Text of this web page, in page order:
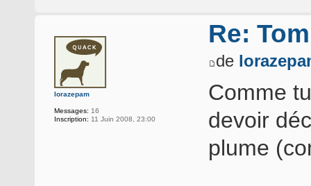
lorazepam
Messages: 16
Inscription: 11 Juin 2008, 23:00
Re:
de
Comme
devoir
plume